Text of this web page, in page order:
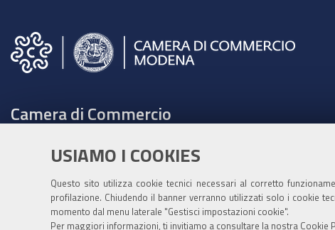
USIAMO I COOKIES
Questo sito utilizza cookie tecnici necessari al corretto
profilazione. Chiudendo il banner verranno utilizzati solo i cookie
momento dal menu laterale "Gestisci impostazioni cookie".
Per maggiori informazioni, ti invitiamo a consultare la nostra Cookie
Camera di Commercio
Tel. 059208111 -URP
Contabilità speciale Banca d'Italia:
IT75Q 01000 04306 TU00 0001 3855
Fatt. elettronica - Cod. univoco: XECKYI